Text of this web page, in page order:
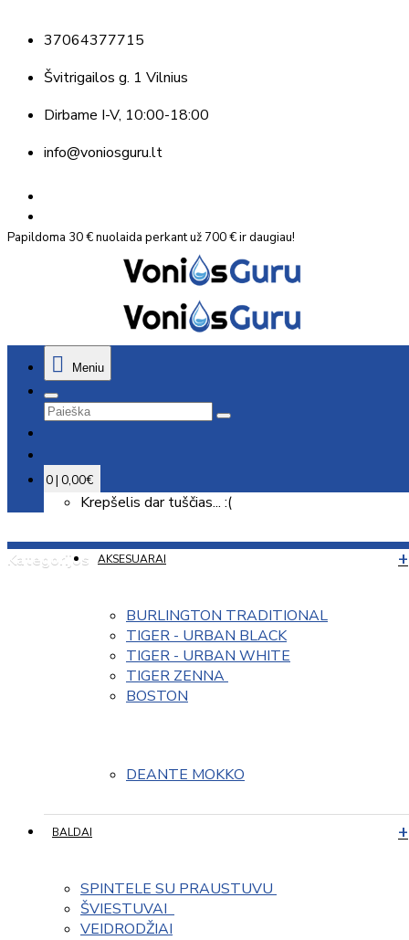
37064377715
Švitrigailos g. 1 Vilnius
Dirbame I-V, 10:00-18:00
info@voniosguru.lt
Papildoma 30 € nuolaida perkant už 700 € ir daugiau!
Meniu
0 | 0,00€
Krepšelis dar tuščias... :(
Kategorijos AKSESUARAI
BURLINGTON TRADITIONAL
TIGER - URBAN BLACK
TIGER - URBAN WHITE
TIGER ZENNA
BOSTON
DEANTE MOKKO
BALDAI
SPINTELE SU PRAUSTUVU
ŠVIESTUVAI
VEIDRODŽIAI